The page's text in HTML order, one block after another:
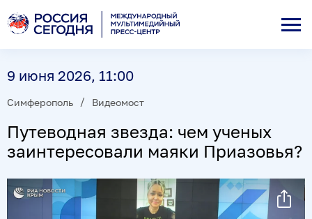
9 июня 2026, 11:00
Симферополь Видеомост
Путеводная звезда: чем ученых
заинтересовали маяки Приазовья?